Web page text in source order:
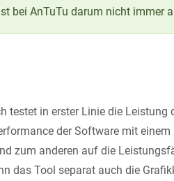
bei AnTuTu darum nicht immer
testet in erster Linie die
der Software mit einem
zum anderen auf die
das Tool separat auch die